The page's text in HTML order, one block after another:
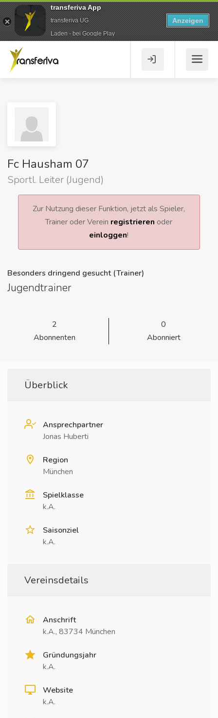
Fc Hausham 07
Sportl. Leiter (Jugend)
Zur Nutzung dieser Funktion, jetzt als Spieler,
Trainer oder Verein registrieren oder
einloggen!
Besonders dringend gesucht (Trainer)
Jugendtrainer
2
Abonnenten
0
Abonniert
Überblick
Ansprechpartner
Jonas Huberti
Region
München
Spielklasse
k.A.
Saisonziel
k.A.
Vereinsdetails
Anschrift
k.A., 83734 München
Gründungsjahr
k.A.
Website
k.A.
transferiva App
transferiva UG
Laden - bei Google Play
Anzeigen